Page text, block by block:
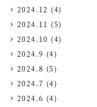
2024.12 (4)
2024.11 (5)
2024.10 (4)
2024.9 (4)
2024.8 (5)
2024.7 (4)
2024.6 (4)